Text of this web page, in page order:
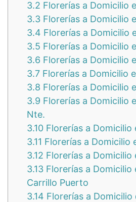
3.2 Florerías a Domicilio
3.3 Florerías a Domicilio
3.4 Florerías a Domicilio
3.5 Florerías a Domicilio
3.6 Florerías a Domicilio
3.7 Florerías a Domicilio
3.8 Florerías a Domicilio
3.9 Florerías a Domicilio
Nte.
3.10 Florerías a Domicilio
3.11 Florerías a Domicilio
3.12 Florerías a Domicilio
3.13 Florerías a Domicilio
Carrillo Puerto
3.14 Florerías a Domicilio